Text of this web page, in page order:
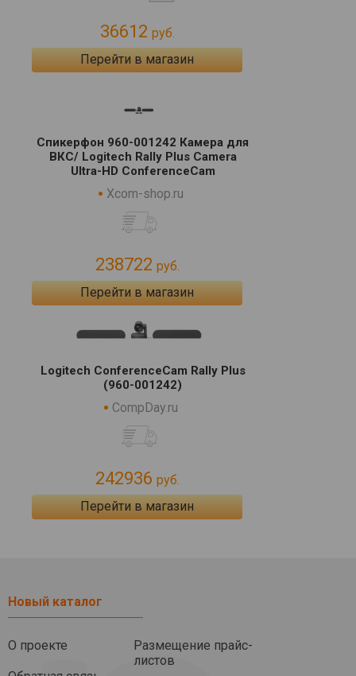
36612 руб.
Перейти в магазин
Спикерфон 960-001242 Камера для
ВКС/ Logitech Rally Plus Camera
Ultra-HD ConferenceCam
Xcom-shop.ru
238722 руб.
Перейти в магазин
Logitech ConferenceCam Rally Plus
(960-001242)
CompDay.ru
242936 руб.
Перейти в магазин
Новый каталог
О проекте
Размещение прайс-
листов